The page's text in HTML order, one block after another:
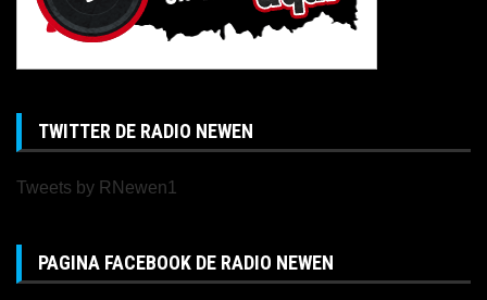
TWITTER DE RADIO NEWEN
Tweets by RNewen1
PAGINA FACEBOOK DE RADIO NEWEN